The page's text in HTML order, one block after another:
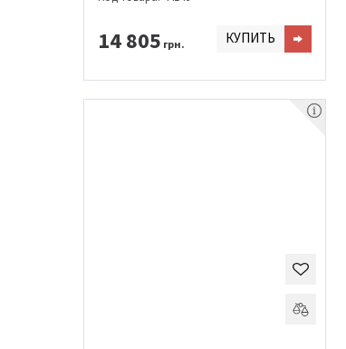
14 805 грн. КУПИТЬ